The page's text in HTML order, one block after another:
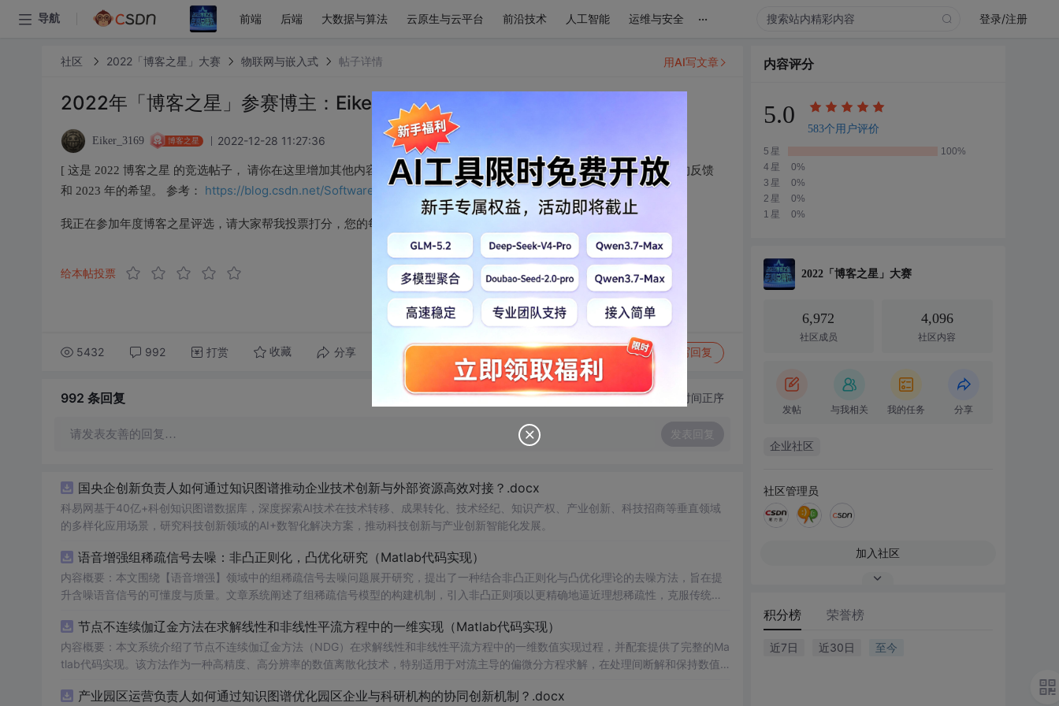
导航 前端 后端 大数据与算法 云原生与云平台 前沿技术 人工智能 运维与安全 ... 登录/注册
社区 2022「博客之星」大赛 物联网与嵌入式 帖子详情
2022年「博客之星」参赛博主：Eiker_3169
Eiker_3169 博客之星 2022-12-28 11:27:36
[ 这是 2022 博客之星 的竞选帖子， 请你在这里增加其他内容。 包括但不限于：你这一年的收获，感悟， 对CSDN 产品的反馈
和 2023 年的希望。 参考：
https://blog.csdn.net/SoftwareTeacher/article/details/128392189]
我正在参加年度博客之星评选，请大家帮我投票打分，您的每一分都是对我的支持与鼓励。
给本帖投票
5432 992 打赏 收藏 分享 转发到动态 举报 写回复
用AI写文章
992 条回复 切换为时间正序
请发表友善的回复… 发表回复
国央企创新负责人如何通过知识图谱推动企业技术创新与外部资源高效对接？.docx
科易网基于40亿+科创知识图谱数据库，深度探索AI技术在技术转移、成果转化、技术经纪、知识产权、产业创新、科技招商等垂直领域
的多样化应用场景，研究科技创新领域的AI+数智化解决方案，推动科技创新与产业创新智能化发展。
语音增强组稀疏信号去噪：非凸正则化，凸优化研究（Matlab代码实现）
内容概要：本文围绕【语音增强】领域中的组稀疏信号去噪问题展开研究，提出了一种结合非凸正则化与凸优化理论的去噪方法，旨在提
升含噪语音信号的可懂度与质量。文章系统阐述了组稀疏信号模型的构建机制，引入非凸正则项以更精确地逼近理想稀疏性，克服传统凸
语音信号预处理、稀疏系数求解、去噪重构等关键环节，并配套提供可复现的代码资源，便于研究人员进一步验证与拓展。该方法在保留
数学可处理性的同时显著增强了去噪性能，尤其适用于低信噪比环境下的语音恢复任务。; 适合人群：具备一定信号与系统、数字信号处理
理论基础，熟悉稀疏表示与最优化方法，且拥有Matlab编程能力的研究生、科研人员及从事语音增强、音频工程、通信系统等相关领域的
课程或科研项目中的教学案例，帮助深入理解稀疏表示、非凸优化与凸优化算法的融合机制；③为后续研究非凸正则化在图像去噪、生物
节点不连续伽辽金方法在求解线性和非线性平流方程中的一维实现（Matlab代码实现）
内容概要：本文系统介绍了节点不连续伽辽金方法（NDG）在求解线性和非线性平流方程中的一维数值实现过程，并配套提供了完整的Ma
tlab代码实现。该方法作为一种高精度、高分辨率的数值离散化技术，特别适用于对流主导的偏微分方程求解，在处理间断解和保持数值
（如显式Runge-Kutta方法）以及边界条件的实施策略。通过多个典型算例（如线性对流、Burgers方程等）的仿真分析，充分验证了该方
产业园区运营负责人如何通过知识图谱优化园区企业与科研机构的协同创新机制？.docx
内容评分
5.0
583个用户评价
5星
100%
4星
0%
3星
0%
2星
0%
1星
0%
2022「博客之星」大赛
6,972
社区成员
4,096
社区内容
发帖 与我相关 我的任务 分享
企业社区
社区管理员
加入社区
积分榜 荣誉榜
近7日 近30日 至今